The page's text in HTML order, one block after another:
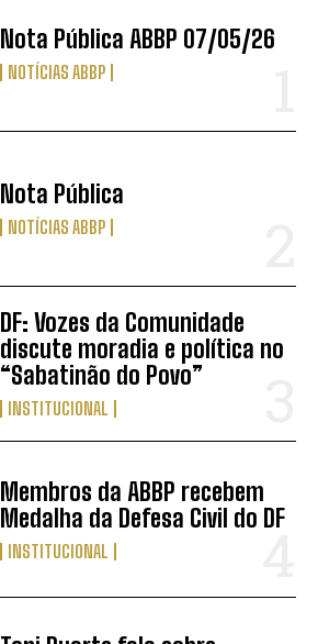
Nota Pública ABBP 07/05/26
NOTÍCIAS ABBP
Nota Pública
NOTÍCIAS ABBP
DF: Vozes da Comunidade
discute moradia e política no
“Sabatinão do Povo”
INSTITUCIONAL
Membros da ABBP recebem
Medalha da Defesa Civil do DF
INSTITUCIONAL